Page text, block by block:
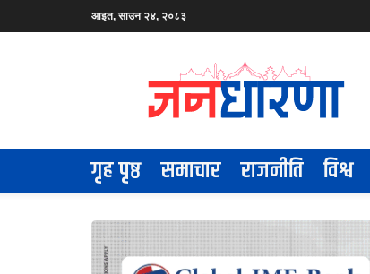
आइत, साउन २४, २०८३
गृह पृष्ठ समाचार राजनीति विश्व